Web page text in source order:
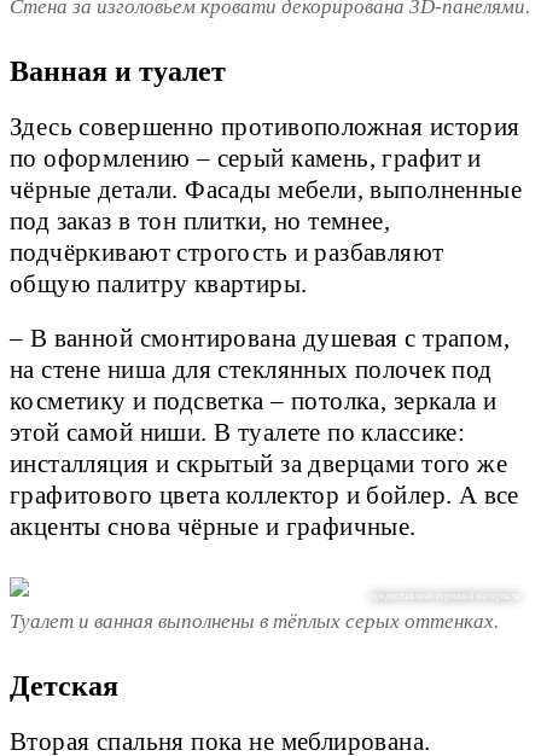
Стена за изголовьем кровати декорирована 3D-панелями.
Ванная и туалет
Здесь совершенно противоположная история
по оформлению – серый камень, графит и
чёрные детали. Фасады мебели, выполненные
под заказ в тон плитки, но темнее,
подчёркивают строгость и разбавляют
общую палитру квартиры.
– В ванной смонтирована душевая с трапом,
на стене ниша для стеклянных полочек под
косметику и подсветка – потолка, зеркала и
этой самой ниши. В туалете по классике:
инсталляция и скрытый за дверцами того же
графитового цвета коллектор и бойлер. А все
акценты снова чёрные и графичные.
предоставлено героиней материала
Туалет и ванная выполнены в тёплых серых оттенках.
Детская
Вторая спальня пока не меблирована.